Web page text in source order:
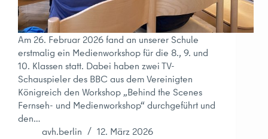
Am 26. Februar 2026 fand an unserer Schule
erstmalig ein Medienworkshop für die 8., 9. und
10. Klassen statt. Dabei haben zwei TV-
Schauspieler des BBC aus dem Vereinigten
Königreich den Workshop „Behind the Scenes
Fernseh- und Medienworkshop“ durchgeführt und
den…
avh.berlin
12. März 2026